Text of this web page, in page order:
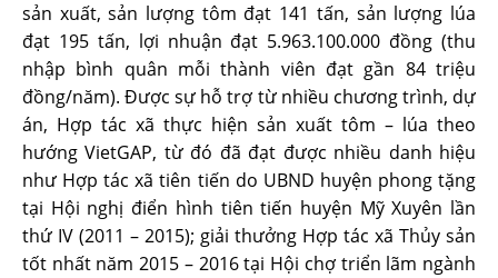
sản xuất, sản lượng tôm đạt 141 tấn, sản lượng lúa
đạt 195 tấn, lợi nhuận đạt 5.963.100.000 đồng (thu
nhập bình quân mỗi thành viên đạt gần 84 triệu
đồng/năm). Được sự hỗ trợ từ nhiều chương trình, dự
án, Hợp tác xã thực hiện sản xuất tôm – lúa theo
hướng VietGAP, từ đó đã đạt được nhiều danh hiệu
như Hợp tác xã tiên tiến do UBND huyện phong tặng
tại Hội nghị điển hình tiên tiến huyện Mỹ Xuyên lần
thứ IV (2011 – 2015); giải thưởng Hợp tác xã Thủy sản
tốt nhất năm 2015 – 2016 tại Hội chợ triển lãm ngành